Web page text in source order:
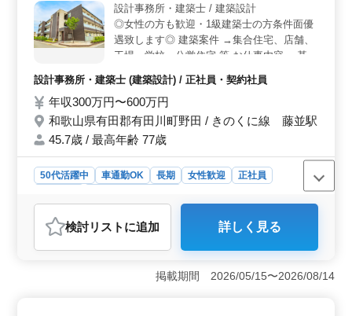
フト制で、月10時間程度の残業があります。年間休日106
日でメリハリある働き方が叶います。
設計事務所・建築士 / 建築設計
◎女性の方も歓迎・1級建築士の方条件面優
遇致します◎ 建築案件 →集合住宅、店舗、
工場、学校、公営住宅 等 お仕事内容 →基本
設計、設計監理 →設計図や施工図、施工計
画書のチェック →工事全般の確認作業 等 →
打ち合わせ、現場調査業務 →CAD操作 備考
→作業着支給 →交通費支給 →資格手当支給
→車通勤可能 年齢よりも経験のある方募集
せください♪
設計事務所・建築士 (建築設計) / 正社員・契約社員
年収300万円〜600万円
和歌山県有田郡有田川町野田 / きのくに線 藤並駅
45.7歳 / 最高年齢 77歳
50代活躍中 車通勤OK 長期 女性歓迎
正社員
おすすめポイント
＜ベテラン経験者募集！＞ 和歌山県有田川町での建築
意匠設計業務に、経験豊富な方を求めています。建築案
件は集合住宅から公営住宅まで多岐にわたります。基本
設計やCAD操作などの業務をお任せし、女性の方も歓迎
検討リスト に追加 詳しく見る
掲載期間 2026/05/15〜2026/08/14